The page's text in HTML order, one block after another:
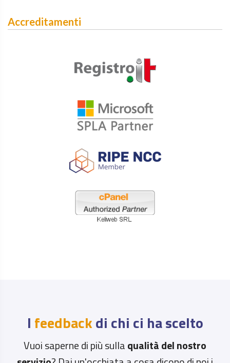
Accreditamenti
I feedbackdi chi ci ha scelto
Vuoi saperne di più sullaqualità del nostro